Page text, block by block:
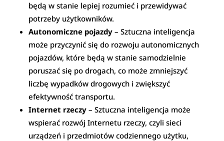
będą w stanie lepiej rozumieć i przewidywać
potrzeby użytkowników.
Autonomiczne pojazdy – Sztuczna inteligencja
może przyczynić się do rozwoju autonomicznych
pojazdów, które będą w stanie samodzielnie
poruszać się po drogach, co może zmniejszyć
liczbę wypadków drogowych i zwiększyć
efektywność transportu.
Internet rzeczy – Sztuczna inteligencja może
wspierać rozwój Internetu rzeczy, czyli sieci
urządzeń i przedmiotów codziennego użytku,